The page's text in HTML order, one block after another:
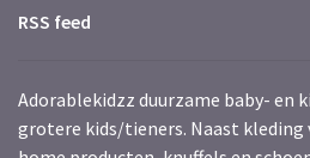
RSS feed
Adorablekidzz duurzame baby- en
grotere kids/tieners. Naast kleding